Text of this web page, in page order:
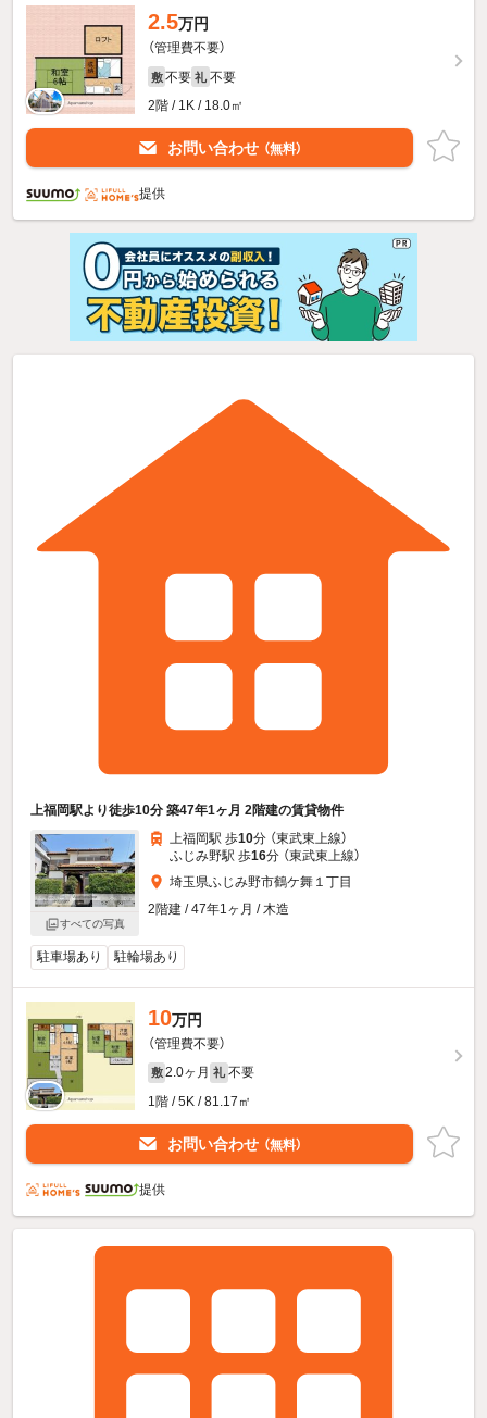
2.5万円
（管理費不要）
敷 不要 礼 不要
2階 / 1K / 18.0㎡
お問い合わせ （無料）
提供
上福岡駅より徒歩10分 築47年1ヶ月 2階建の賃貸物件
すべての写真
上福岡駅 歩10分 （東武東上線）
ふじみ野駅 歩16分 （東武東上線）
埼玉県ふじみ野市鶴ケ舞１丁目
2階建 / 47年1ヶ月 / 木造
駐車場あり 駐輪場あり
10万円
（管理費不要）
敷 2.0ヶ月 礼 不要
1階 / 5K / 81.17㎡
お問い合わせ （無料）
提供